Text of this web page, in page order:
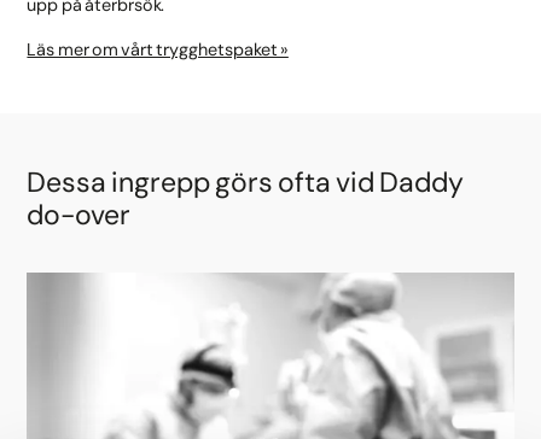
upp på återbrsök.
Läs mer om vårt trygghetspaket »
Dessa ingrepp görs ofta vid Daddy
do-over